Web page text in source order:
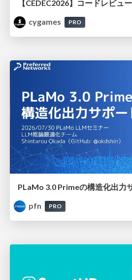
cygames
PRO
PLaMo 3.0 Primeの構造化出力
pfn
PRO